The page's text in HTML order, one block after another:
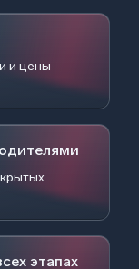
и цены
этапах